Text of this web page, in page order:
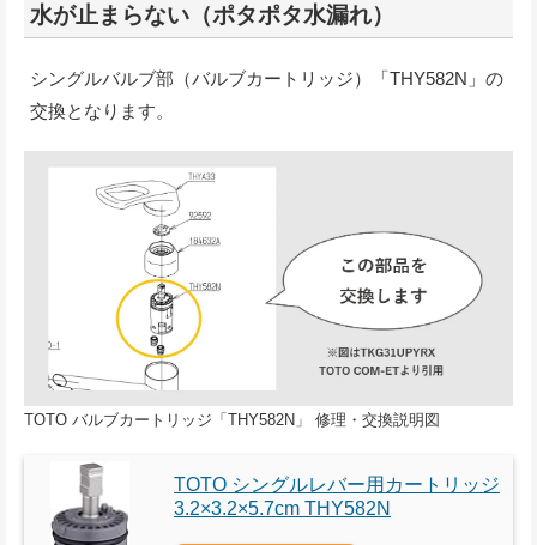
水が止まらない（ポタポタ水漏れ）
シングルバルブ部（バルブカートリッジ）「THY582N」の
交換となります。
TOTO バルブカートリッジ「THY582N」 修理・交換説明図
TOTO シングルレバー用カートリッジ
‎3.2×3.2×5.7cm THY582N